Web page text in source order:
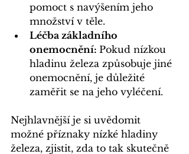
pomoct s navýšením jeho
množství v těle.
Léčba základního
onemocnění: Pokud nízkou
hladinu železa způsobuje jiné
onemocnění, je důležité
zaměřit se na jeho vyléčení.
Nejhlavnější je si uvědomit
možné příznaky nízké hladiny
železa, zjistit, zda to tak skutečně